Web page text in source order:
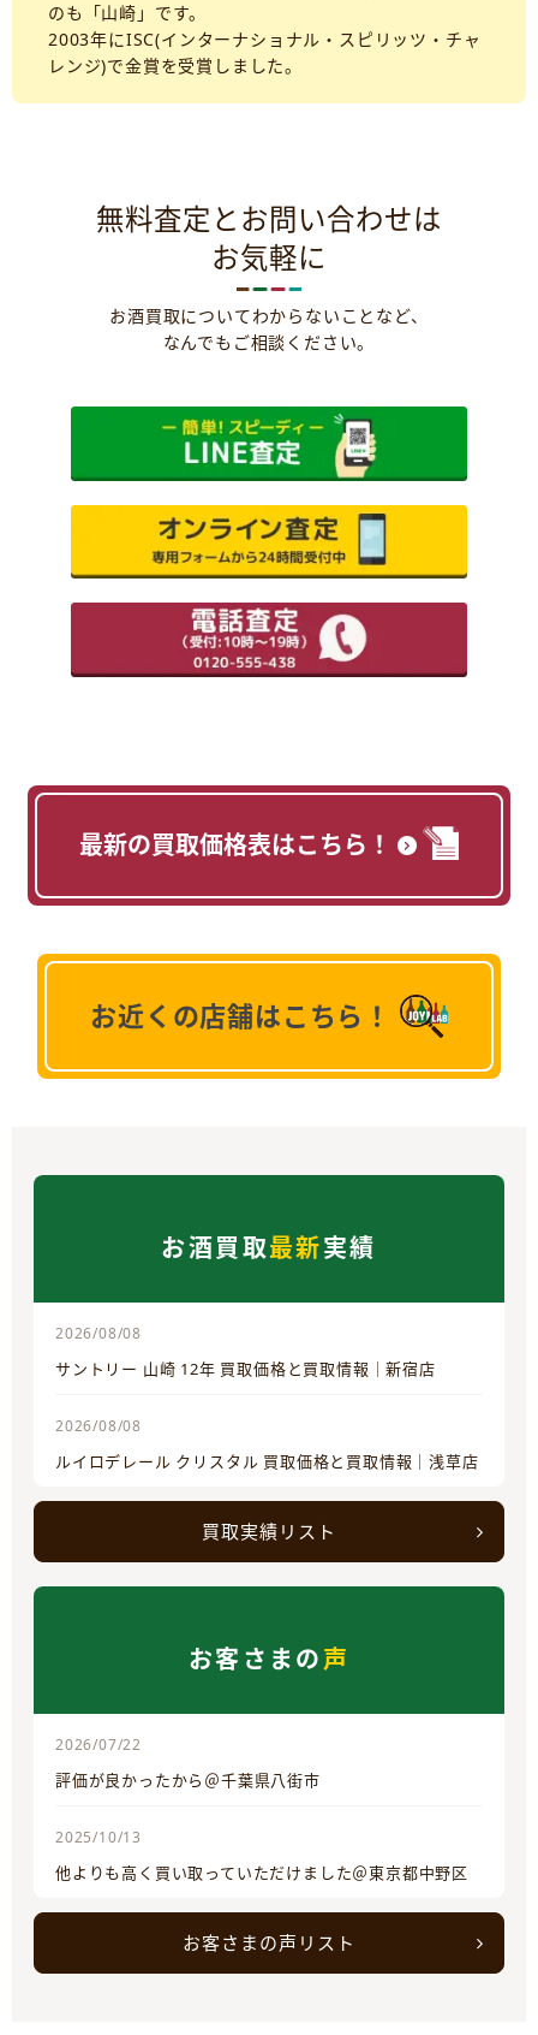
のも「山崎」です。
2003年にISC(インターナショナル・スピリッツ・チャ
レンジ)で金賞を受賞しました。
無料査定とお問い合わせは
お気軽に
お酒買取についてわからないことなど、
なんでもご相談ください。
最新の買取価格表はこちら！
お近くの店舗はこちら！
お酒買取最新実績
2026/08/08
サントリー 山崎 12年 買取価格と買取情報｜新宿店
2026/08/08
ルイロデレール クリスタル 買取価格と買取情報｜浅草店
買取実績リスト
お客さまの声
2026/07/22
評価が良かったから＠千葉県八街市
2025/10/13
他よりも高く買い取っていただけました＠東京都中野区
お客さまの声リスト